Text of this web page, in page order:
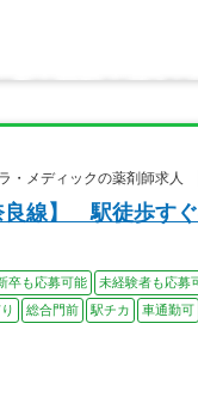
メディックの薬剤師求人
良線】 駅徒歩す
卒も応募可能 未経験者も応募
総合門前 駅チカ 車通勤可